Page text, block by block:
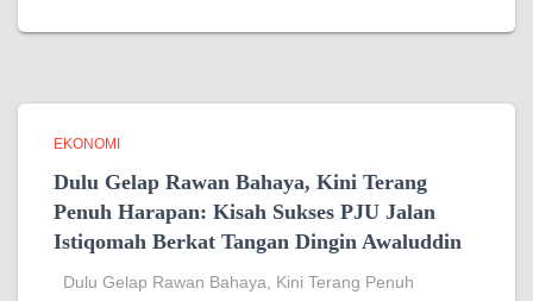
EKONOMI
Dulu Gelap Rawan Bahaya, Kini Terang
Penuh Harapan: Kisah Sukses PJU Jalan
Istiqomah Berkat Tangan Dingin Awaluddin
Dulu Gelap Rawan Bahaya, Kini Terang Penuh